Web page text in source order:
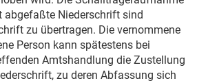
abgefaßte Niederschrift sind
zu übertragen. Die vernommene
Person kann spätestens bei
Amtshandlung die Zustellung
zu deren Abfassung sich